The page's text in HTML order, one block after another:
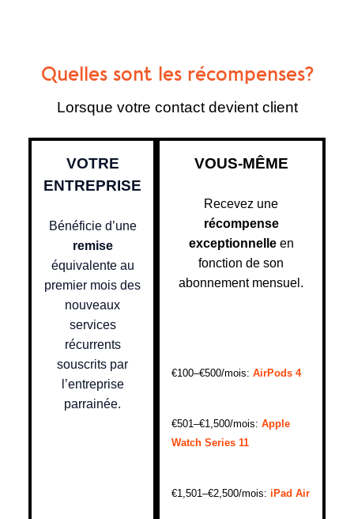
Quelles sont les récompenses?
Lorsque votre contact devient client
VOTRE
ENTREPRISE
Bénéficie d’une
remise
équivalente au
premier mois des
nouveaux
services
récurrents
souscrits par
l’entreprise
parrainée.
VOUS-MÊME
Recevez une
récompense
exceptionnelle en
fonction de son
abonnement mensuel.
€100–€500/mois: AirPods 4
€501–€1,500/mois: Apple
Watch Series 11
€1,501–€2,500/mois: iPad Air